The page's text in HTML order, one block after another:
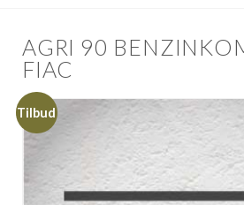
AGRI 90
FIAC
Tilbud